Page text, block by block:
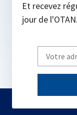
Et recevez
jour de l'OTAN.
Write
your
email